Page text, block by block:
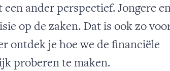
ander perspectief. Jongere
op de zaken. Dat is ook zo
ontdek je hoe we de financiële
proberen te maken.